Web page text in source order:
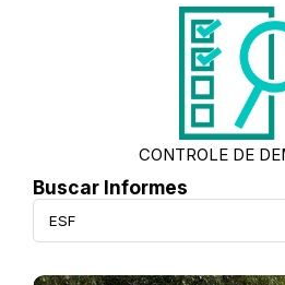
CONTROLE DE
Buscar Informes